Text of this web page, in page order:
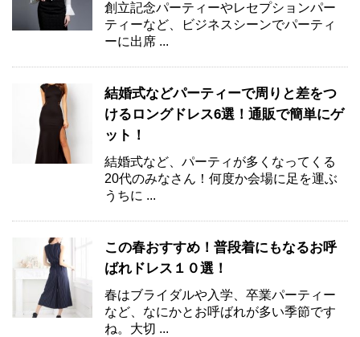
創立記念パーティーやレセプションパー
ティーなど、ビジネスシーンでパーティ
ーに出席 ...
結婚式などパーティーで周りと差をつ
けるロングドレス6選！通販で簡単にゲ
ット！
結婚式など、パーティが多くなってくる
20代のみなさん！何度か会場に足を運ぶ
うちに ...
この春おすすめ！普段着にもなるお呼
ばれドレス１０選！
春はブライダルや入学、卒業パーティー
など、なにかとお呼ばれが多い季節です
ね。大切 ...